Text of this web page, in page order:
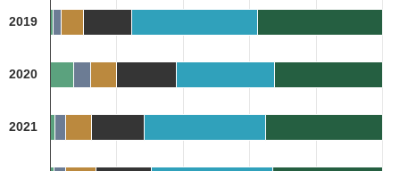
2019
2020
2021